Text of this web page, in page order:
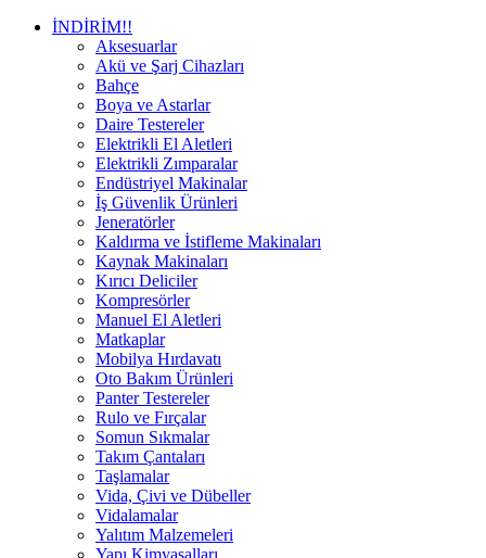
İNDİRİM!!
Aksesuarlar
Akü ve Şarj Cihazları
Bahçe
Boya ve Astarlar
Daire Testereler
Elektrikli El Aletleri
Elektrikli Zımparalar
Endüstriyel Makinalar
İş Güvenlik Ürünleri
Jeneratörler
Kaldırma ve İstifleme Makinaları
Kaynak Makinaları
Kırıcı Deliciler
Kompresörler
Manuel El Aletleri
Matkaplar
Mobilya Hırdavatı
Oto Bakım Ürünleri
Panter Testereler
Rulo ve Fırçalar
Somun Sıkmalar
Takım Çantaları
Taşlamalar
Vida, Çivi ve Dübeller
Vidalamalar
Yalıtım Malzemeleri
Yapı Kimyasalları